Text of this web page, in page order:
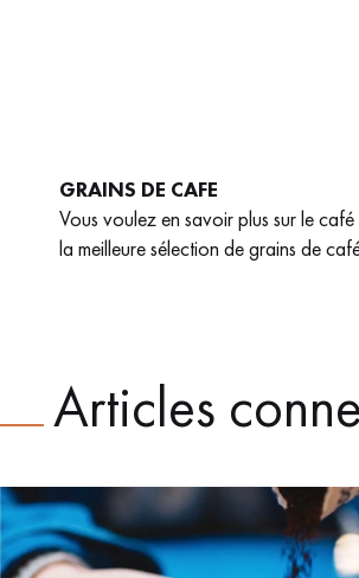
GRAINS DE CAFE
Vous voulez en savoir plus sur le
la meilleure sélection de grains de
Articles